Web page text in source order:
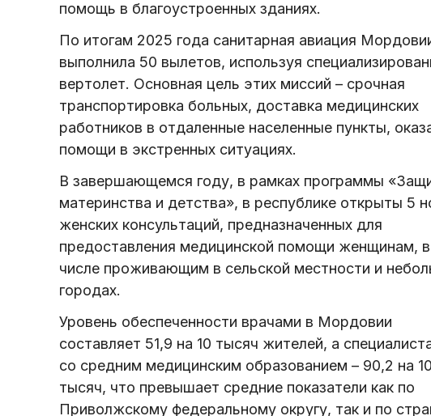
помощь в благоустроенных зданиях.
По итогам 2025 года санитарная авиация
выполнила 50 вылетов, используя
вертолет. Основная цель этих миссий – срочная
транспортировка больных, доставка медицинских
работников в отдаленные населенные пункты,
помощи в экстренных ситуациях.
В завершающемся году, в рамках программы
материнства и детства», в республике открыты 5
женских консультаций, предназначенных для
предоставления медицинской помощи женщинам,
числе проживающим в сельской местности и
городах.
Уровень обеспеченности врачами в Мордовии
составляет 51,9 на 10 тысяч жителей, а
со средним медицинским образованием – 90,2 на 10
тысяч, что превышает средние показатели как по
Приволжскому федеральному округу, так и по